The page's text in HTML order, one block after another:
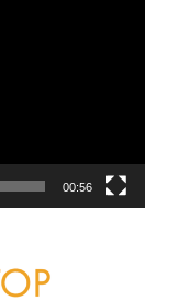
00:56